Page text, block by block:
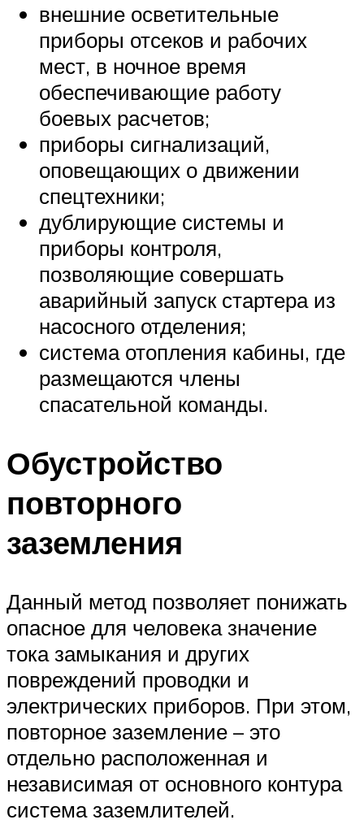
внешние осветительные
приборы отсеков и рабочих
мест, в ночное время
обеспечивающие работу
боевых расчетов;
приборы сигнализаций,
оповещающих о движении
спецтехники;
дублирующие системы и
приборы контроля,
позволяющие совершать
аварийный запуск стартера из
насосного отделения;
система отопления кабины, где
размещаются члены
спасательной команды.
Обустройство
повторного
заземления
Данный метод позволяет понижать
опасное для человека значение
тока замыкания и других
повреждений проводки и
электрических приборов. При этом,
повторное заземление – это
отдельно расположенная и
независимая от основного контура
система заземлителей.